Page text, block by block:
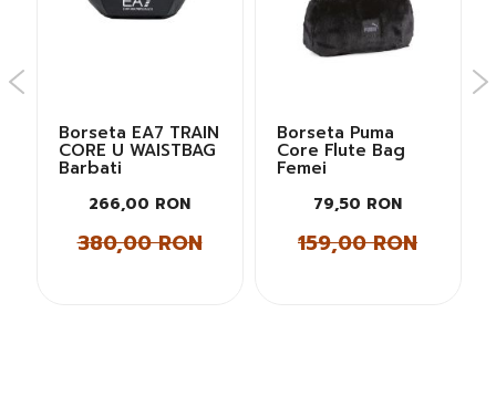
Borseta EA7 TRAIN
CORE U WAISTBAG
Barbati
266,00 RON
380,00 RON
Borseta Puma
Core Flute Bag
Femei
79,50 RON
159,00 RON